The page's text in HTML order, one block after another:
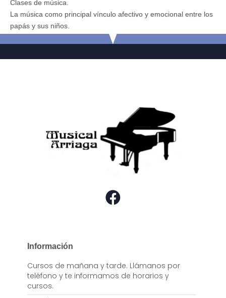
Clases de música.
La música como principal vínculo afectivo y emocional entre los
papás y sus niños.
Información
Cursos de mañana y tarde. Llámanos por
teléfono y te informamos de horarios y
cursos.